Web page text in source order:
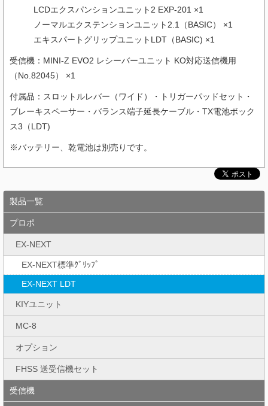
LCDエクスパンションユニット2 EXP-201 ×1
ノーマルエクステンションユニット2.1（BASIC） ×1
エキスパートグリップユニットLDT（BASIC) ×1
受信機：MINI-Z EVO2 レシーバーユニット KO対応送信機用
（No.82045） ×1
付属品：スロットルレバー（ワイド）・トリガーパッドセット・
ブレーキスペーサー・バランス端子延長ケーブル・TX電池ボック
ス3（LDT)
※バッテリー、乾電池は別売りです。
製品一覧
プロポ
EX-NEXT
EX-NEXT標準ｸﾞﾘｯﾌﾟ
EX-NEXT LDT
KIYユニット
MC-8
オプション
FHSS 送受信機セット
受信機